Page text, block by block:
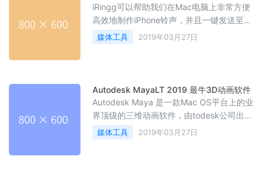
iRingg可以帮助我们在Mac电脑上非常方便
高效地制作iPhone铃声，并且一键发送至设
备。
媒体工具 2019年03月27日
Autodesk MayaLT 2019 最牛3D动画软件
Autodesk Maya 是一款Mac OS平台上的业
界顶级的三维动画软件，由todesk公司出品
的。可以说是三维动画制作必备工具，集成
Bifrost , Bifrost Node Editor 材质编辑器, 渲
媒体工具 2019年03月27日